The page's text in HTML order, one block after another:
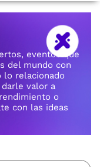
eventos que
del mundo con
lo relacionado
valor a
o
con las ideas